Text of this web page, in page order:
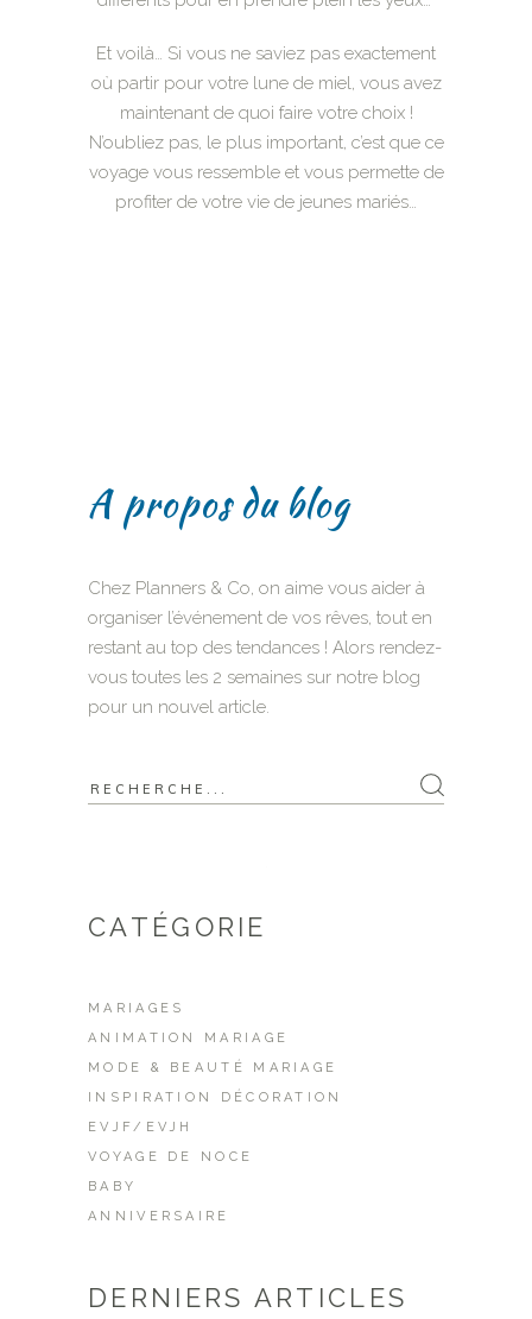
Et voilà… Si vous ne saviez pas exactement
où partir pour votre lune de miel, vous avez
maintenant de quoi faire votre choix !
N’oubliez pas, le plus important, c’est que ce
voyage vous ressemble et vous permette de
profiter de votre vie de jeunes mariés…
A propos du blog
Chez Planners & Co, on aime vous aider à
organiser l’événement de vos rêves, tout en
restant au top des tendances ! Alors rendez-
vous toutes les 2 semaines sur notre blog
pour un nouvel article.
Search
CATÉGORIE
MARIAGES
ANIMATION MARIAGE
MODE & BEAUTÉ MARIAGE
INSPIRATION DÉCORATION
EVJF/EVJH
VOYAGE DE NOCE
BABY
ANNIVERSAIRE
DERNIERS ARTICLES